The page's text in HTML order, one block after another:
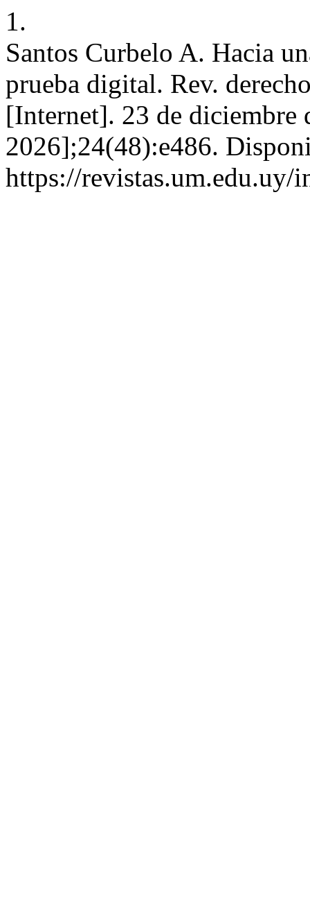
1.
Santos Curbelo A. Hacia
prueba digital. Rev.
[Internet]. 23 de diciembre
2026];24(48):e486.
https://revistas.um.edu.uy/